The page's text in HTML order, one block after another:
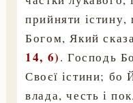
прийняти істину,
Богом, Який
14, 6). Господь
Своєї істини; бо
влада, честь і